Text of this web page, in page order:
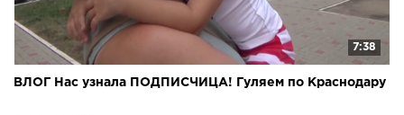
7:38
ВЛОГ Нас узнала ПОДПИСЧИЦА! Гуляем по Краснодару